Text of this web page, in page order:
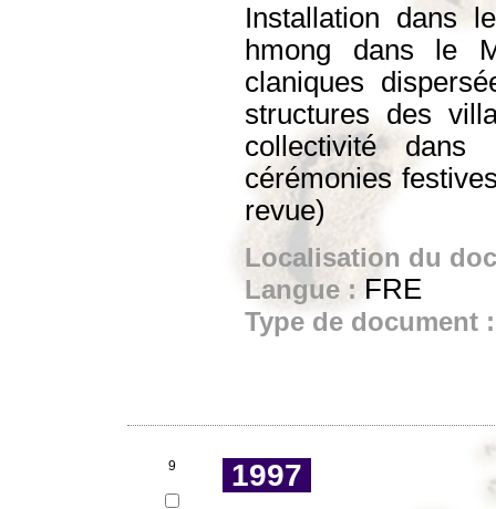
Installation dans
hmong dans le
claniques
structures des
collectivité
cérémonies
revue)
Localisation du
Langue : FRE
Type de document
9 1997